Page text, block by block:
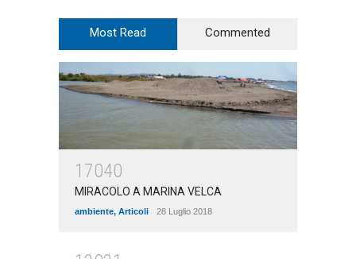
Most Read Commented
17040
MIRACOLO A MARINA VELCA
ambiente, Articoli 28 Luglio 2018